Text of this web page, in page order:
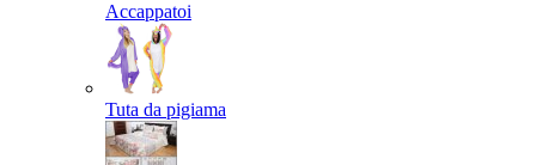
Accappatoi
Tuta da pigiama